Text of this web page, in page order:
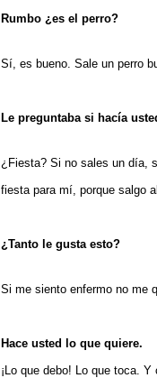
Rumbo ¿es el perro?
Sí, es bueno. Sale un perro
Le preguntaba si hacía
¿Fiesta? Si no sales un día,
fiesta para mí, porque salgo
¿Tanto le gusta esto?
Si me siento enfermo no me
Hace usted lo que quiere.
¡Lo que debo! Lo que toca. Y